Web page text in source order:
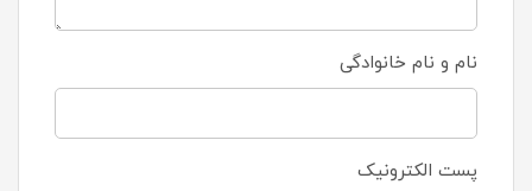
نام و نام خانوادگی
پست الکترونیک